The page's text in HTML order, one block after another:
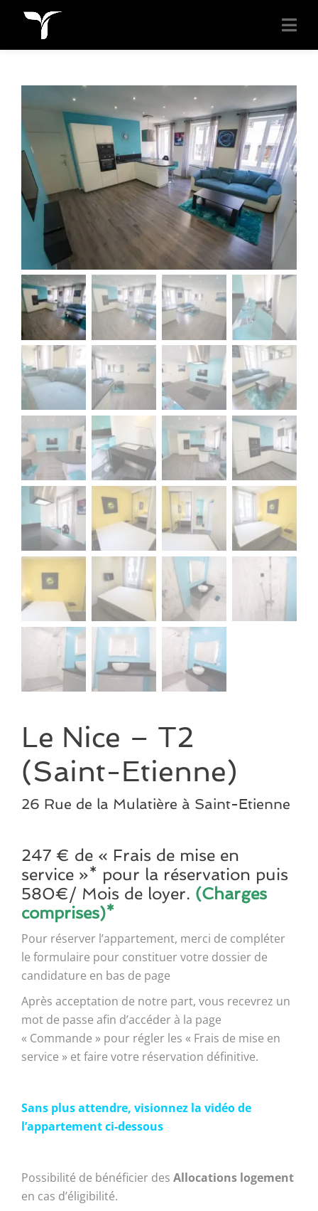
Le Nice – T2
(Saint-Etienne)
26 Rue de la Mulatière à Saint-Etienne
247 € de « Frais de mise en
service »* pour la réservation puis
580€/ Mois de loyer. (Charges
comprises)*
Pour réserver l’appartement, merci de compléter
le formulaire pour constituer votre dossier de
candidature en bas de page
Après acceptation de notre part, vous recevrez un
mot de passe afin d’accéder à la page
« Commande » pour régler les « Frais de mise en
service » et faire votre réservation définitive.
Sans plus attendre, visionnez la vidéo de
l’appartement ci-dessous
Possibilité de bénéficier des Allocations logement
en cas d’éligibilité.